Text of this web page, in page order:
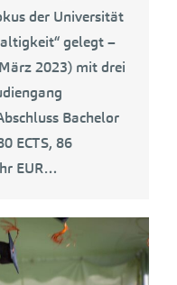
der Universität
gelegt –
2023) mit drei
Bachelor
ECTS, 86
EUR…